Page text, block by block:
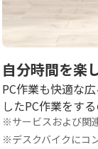
自分時間を楽
PC作業も快適な
したPC作業をす
※サービスおよび関
※デスクバイクにコ